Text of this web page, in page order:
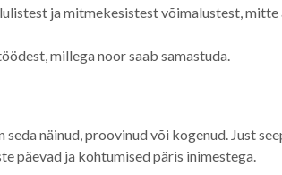
ja mitmekesistest võimalustest,
millega noor saab samastuda.
näinud, proovinud või kogenud. Just
päevad ja kohtumised päris inimestega.